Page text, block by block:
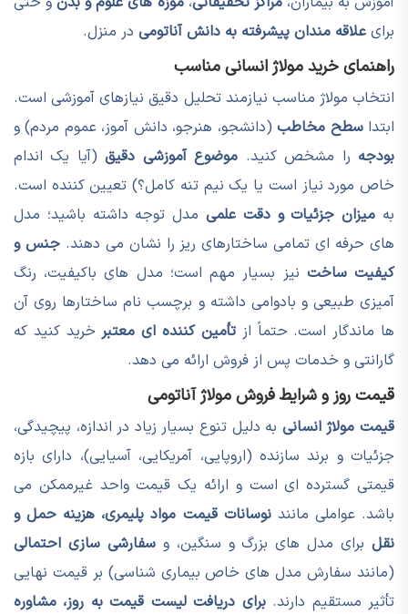
برای علاقه مندان پیشرفته به دانش آناتومی در منزل.
راهنمای خرید مولاژ انسانی مناسب
انتخاب مولاژ مناسب نیازمند تحلیل دقیق نیازهای آموزشی است.
ابتداسطح مخاطب(دانشجو، هنرجو، دانش آموز، عموم مردم) و
بودجه را مشخص کنید. موضوع آموزشی دقیق(آیا یک اندام
خاص مورد نیاز است یا یک نیم تنه کامل؟) تعیین کننده است.
به میزان جزئیات و دقت علمی مدل توجه داشته باشید؛ مدل
های حرفه ای تمامی ساختارهای ریز را نشان می دهند.جنس و
کیفیت ساخت نیز بسیار مهم است؛ مدل های باکیفیت، رنگ
آمیزی طبیعی و بادوامی داشته و برچسب نام ساختارها روی آن
ها ماندگار است. حتماً ازتأمین کننده ای معتبرخرید کنید که
گارانتی و خدمات پس از فروش ارائه می دهد.
قیمت روز و شرایط فروش مولاژ آناتومی
قیمت مولاژ انسانی به دلیل تنوع بسیار زیاد در اندازه، پیچیدگی،
جزئیات و برند سازنده (اروپایی، آمریکایی، آسیایی)، دارای بازه
قیمتی گسترده ای است و ارائه یک قیمت واحد غیرممکن می
باشد. عواملی مانندنوسانات قیمت مواد پلیمری، هزینه حمل و
نقلبرای مدل های بزرگ و سنگین، وسفارشی سازی احتمالی
(مانند سفارش مدل های خاص بیماری شناسی) بر قیمت نهایی
تأثیر مستقیم دارند.برای دریافت لیست قیمت به روز، مشاوره